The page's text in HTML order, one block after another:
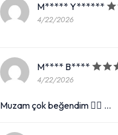
M***** Y******
4/22/2026
M**** B****
4/22/2026
Muzam çok beğendim 👌🏻 …